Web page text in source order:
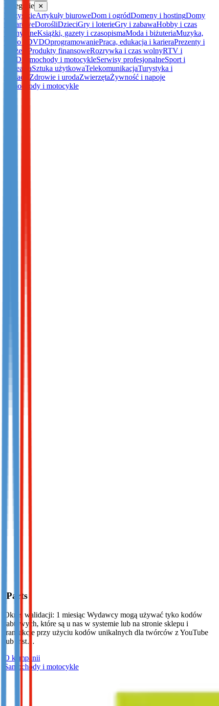
Kategorie ✕
WszystkieArtykuły biuroweDom i ogródDomeny i hostingDomy
towaroweDorośliDzieciGry i loterieGry i zabawaHobby i czas
wolny
InneKsiążki, gazety i czasopismaModa i biżuteriaMuzyka,
video i DVDOprogramowaniePraca, edukacja i karieraPrezenty i
gadżety
Produkty finansoweRozrywka i czas wolnyRTV i
AGD Samochody i motocykleSerwisy profesjonalneSport i
rekreacjaSztuka użytkowaTelekomunikacjaTurystyka i
wakacje Zdrowie i urodaZwierzętaŻywność i napoje
Samochody i motocykle
iParts
Okres walidacji: 1 miesiąc Wydawcy mogą używać tyko kodów
rabtowych, które są u nas w systemie lub na stronie sklepu i
transakcje przy użyciu kodów unikalnych dla twórców z YouTube
lub Inst…
O kampanii
Samochody i motocykle